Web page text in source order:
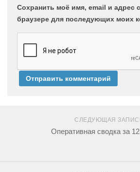
Сохранить моё имя, email и адрес
браузере для последующих моих
СЛЕДУЮЩАЯ
Оперативная сводка за